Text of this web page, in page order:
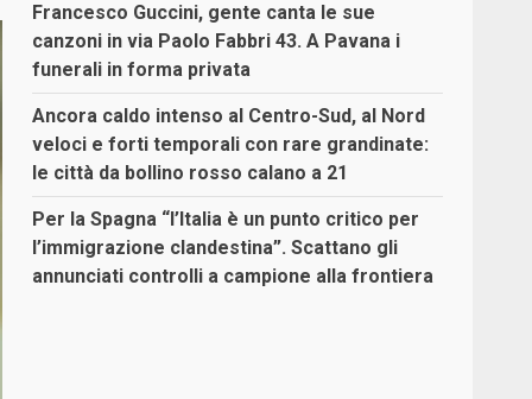
Francesco Guccini, gente canta le sue
canzoni in via Paolo Fabbri 43. A Pavana i
funerali in forma privata
Ancora caldo intenso al Centro-Sud, al Nord
veloci e forti temporali con rare grandinate:
le città da bollino rosso calano a 21
Per la Spagna “l’Italia è un punto critico per
l’immigrazione clandestina”. Scattano gli
annunciati controlli a campione alla frontiera